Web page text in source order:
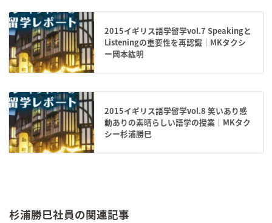
2015イギリス語学留学vol.7 Speakingと
Listeningの重要性を再認識｜MKタクシ
ー岡本紘明
2015イギリス語学留学vol.8 笑いあり感
動ありの素晴らしい語学の授業｜MKタク
シー杉浦勝巳
杉浦勝巳社員の関連記事